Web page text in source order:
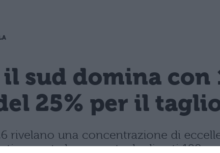
sud domina con
25% per il
rivelano una concentrazione di
la percentuale di voti 100.